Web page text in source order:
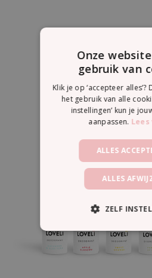
SHOP NU
Onze
gebruik van
Klik je op ‘accepteer
het gebruik van alle
instellingen’ kun je
aanpassen.
ALLES
ALLES
ZELF